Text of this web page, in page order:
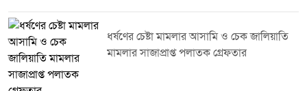
ধর্ষণের চেষ্টা মামলার আসামি ও চেক জালিয়াতি
মামলার সাজাপ্রাপ্ত পলাতক গ্রেফতার